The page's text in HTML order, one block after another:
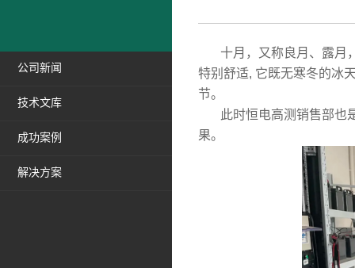
公司新闻
技术文库
成功案例
解决方案
十月，又称良月、露月，
特别舒适, 它既无寒冬的冰
节。
此时恒电高测销售部也是
果。